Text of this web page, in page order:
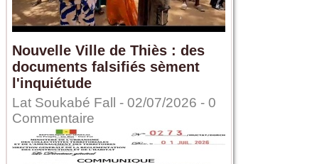
Nouvelle Ville de Thiès : des
documents falsifiés sèment
l'inquiétude
Lat Soukabé Fall - 02/07/2026 - 0
Commentaire